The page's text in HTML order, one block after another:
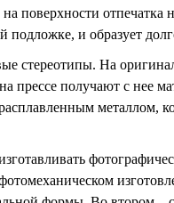
поверхности
подложке, и образует
стереотипы. На
прессе получают с нее
металлом,